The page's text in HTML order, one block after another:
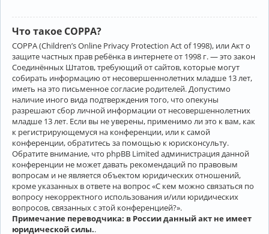
Что такое COPPA?
COPPA (Children’s Online Privacy Protection Act of 1998), или Акт о
защите частных прав ребёнка в интернете от 1998 г. — это закон
Соединённых Штатов, требующий от сайтов, которые могут
собирать информацию от несовершеннолетних младше 13 лет,
иметь на это письменное согласие родителей. Допустимо
наличие иного вида подтверждения того, что опекуны
разрешают сбор личной информации от несовершеннолетних
младше 13 лет. Если вы не уверены, применимо ли это к вам, как
к регистрирующемуся на конференции, или к самой
конференции, обратитесь за помощью к юрисконсульту.
Обратите внимание, что phpBB Limited администрация данной
конференции не может давать рекомендаций по правовым
вопросам и не является объектом юридических отношений,
кроме указанных в ответе на вопрос «С кем можно связаться по
вопросу некорректного использования и/или юридических
вопросов, связанных с этой конференцией?».
Примечание переводчика: в России данный акт не имеет
юридической силы..